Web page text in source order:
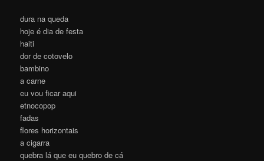
dura na queda
hoje é dia de festa
haiti
dor de cotovelo
bambino
a carne
eu vou ficar aqui
etnocopop
fadas
flores horizontais
a cigarra
quebra lá que eu quebro de cá